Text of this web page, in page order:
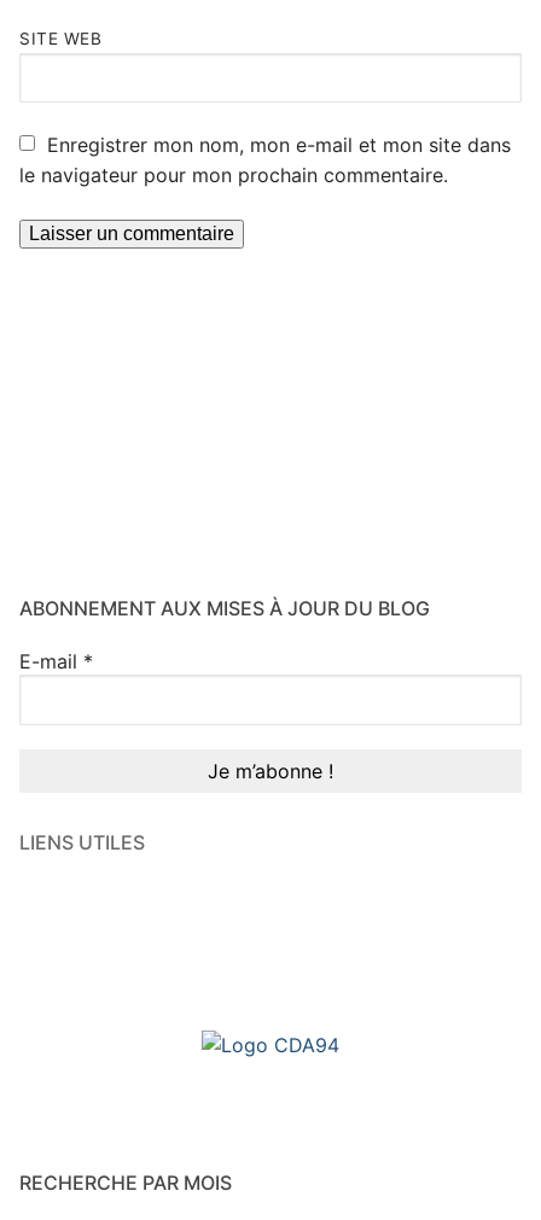
SITE WEB
Enregistrer mon nom, mon e-mail et mon site dans
le navigateur pour mon prochain commentaire.
ABONNEMENT AUX MISES À JOUR DU BLOG
E-mail *
LIENS UTILES
RECHERCHE PAR MOIS